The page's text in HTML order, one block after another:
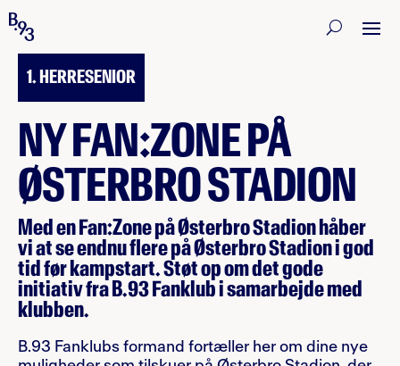
26. JULI 2022
1. HERRESENIOR
NY FAN:ZONE PÅ
ØSTERBRO STADION
Med en Fan:Zone på Østerbro Stadion håber
vi at se endnu flere på Østerbro Stadion i god
tid før kampstart. Støt op om det gode
initiativ fra B.93 Fanklub i samarbejde med
klubben.
B.93 Fanklubs formand fortæller her om dine nye